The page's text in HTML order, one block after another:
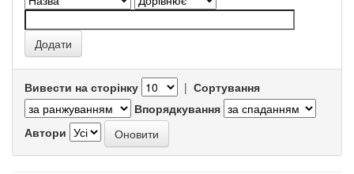
Вивести на сторінку | Сортування
Впорядкування
Автори